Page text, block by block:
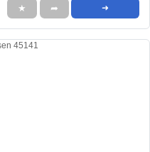
★ ➦ ➜